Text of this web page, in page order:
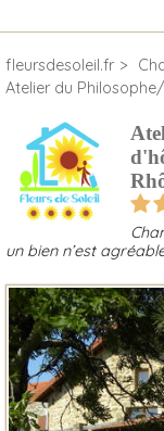
fleursdesoleil.fr
Atelier du
un bien n’est